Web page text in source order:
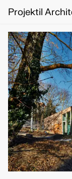
Projektil